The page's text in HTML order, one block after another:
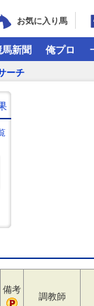
お気に入り馬
新聞 俺プロ
ーチ
備考
調教師